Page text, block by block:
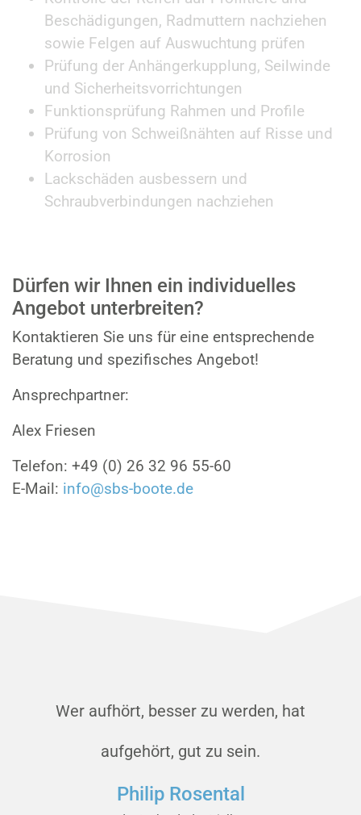
Beschädigungen, Radmuttern nachziehen
sowie Felgen auf Auswuchtung prüfen
Prüfung der Anhängerkupplung, Seilwinde
und Sicherheitsvorrichtungen
Funktionsprüfung Rahmen und Profile
Prüfung von Schweißnähten auf Risse und
Korrosion
Lackschäden ausbessern und
Schraubverbindungen nachziehen
Dürfen wir Ihnen ein individuelles
Angebot unterbreiten?
Kontaktieren Sie uns für eine entsprechende
Beratung und spezifisches Angebot!
Ansprechpartner:
Alex Friesen
Telefon: +49 (0) 26 32 96 55-60
E-Mail: info@sbs-boote.de
Wer aufhört, besser zu werden, hat
aufgehört, gut zu sein.
Philip Rosental